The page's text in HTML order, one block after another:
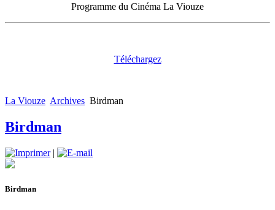
Programme du Cinéma La Viouze
Téléchargez
La Viouze Archives Birdman
Birdman
|
Birdman